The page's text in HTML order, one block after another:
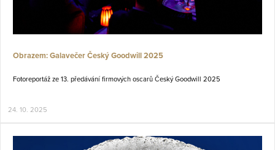
Obrazem: Galavečer Český Goodwill 2025
Fotoreportáž ze 13. předávání firmových oscarů Český Goodwill 2025
24. 10. 2025